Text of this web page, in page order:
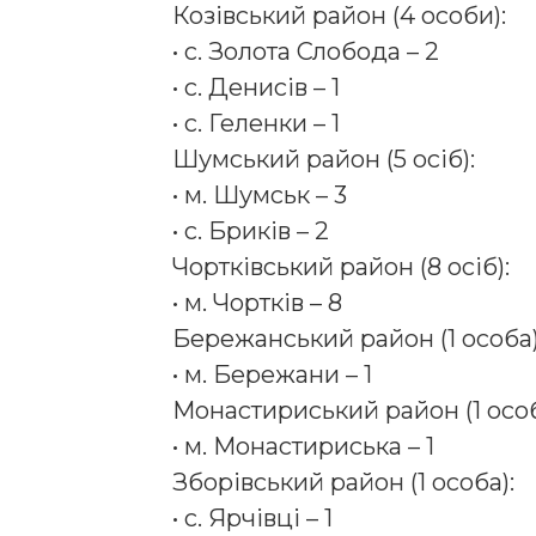
Козівський район (4 особи):
• с. Золота Слобода – 2
• с. Денисів – 1
• с. Геленки – 1
Шумський район (5 осіб):
• м. Шумськ – 3
• с. Бриків – 2
Чортківський район (8 осіб):
• м. Чортків – 8
Бережанський район (1
• м. Бережани – 1
Монастириський район (1
• м. Монастириська – 1
Зборівський район (1 особа):
• с. Ярчівці – 1